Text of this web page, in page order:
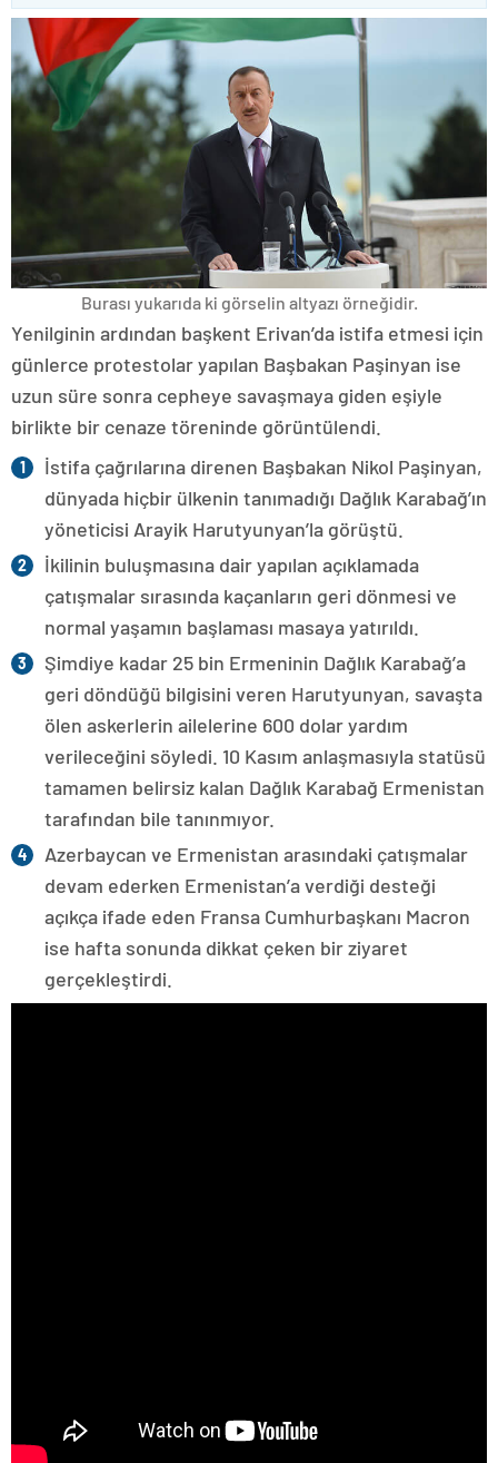
Burası yukarıda ki görselin altyazı örneğidir.
Yenilginin ardından başkent Erivan’da istifa etmesi için
günlerce protestolar yapılan Başbakan Paşinyan ise
uzun süre sonra cepheye savaşmaya giden eşiyle
birlikte bir cenaze töreninde görüntülendi.
İstifa çağrılarına direnen Başbakan Nikol Paşinyan,
dünyada hiçbir ülkenin tanımadığı Dağlık Karabağ’ın
yöneticisi Arayik Harutyunyan’la görüştü.
İkilinin buluşmasına dair yapılan açıklamada
çatışmalar sırasında kaçanların geri dönmesi ve
normal yaşamın başlaması masaya yatırıldı.
Şimdiye kadar 25 bin Ermeninin Dağlık Karabağ’a
geri döndüğü bilgisini veren Harutyunyan, savaşta
ölen askerlerin ailelerine 600 dolar yardım
verileceğini söyledi. 10 Kasım anlaşmasıyla statüsü
tamamen belirsiz kalan Dağlık Karabağ Ermenistan
tarafından bile tanınmıyor.
Azerbaycan ve Ermenistan arasındaki çatışmalar
devam ederken Ermenistan’a verdiği desteği
açıkça ifade eden Fransa Cumhurbaşkanı Macron
ise hafta sonunda dikkat çeken bir ziyaret
gerçekleştirdi.